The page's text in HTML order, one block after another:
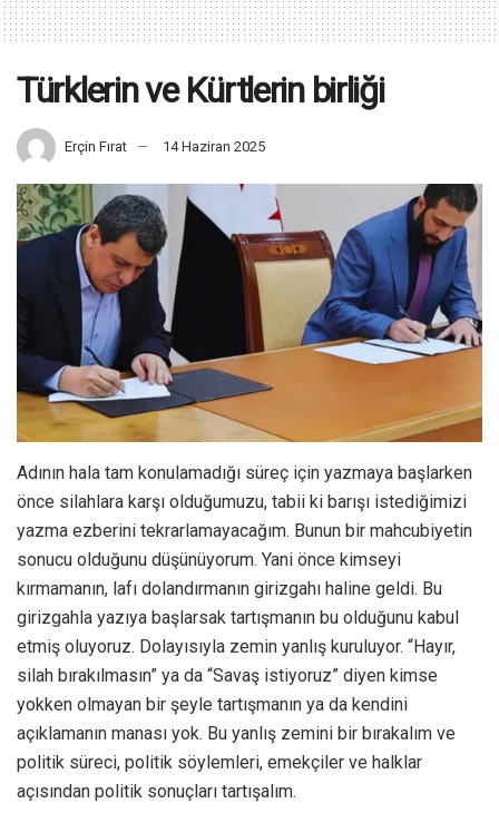
Türklerin ve Kürtlerin birliği
Erçin Fırat 14 Haziran 2025
Adının hala tam konulamadığı süreç için yazmaya başlarken
önce silahlara karşı olduğumuzu, tabii ki barışı istediğimizi
yazma ezberini tekrarlamayacağım. Bunun bir mahcubiyetin
sonucu olduğunu düşünüyorum. Yani önce kimseyi
kırmamanın, lafı dolandırmanın girizgahı haline geldi. Bu
girizgahla yazıya başlarsak tartışmanın bu olduğunu kabul
etmiş oluyoruz. Dolayısıyla zemin yanlış kuruluyor. “Hayır,
silah bırakılmasın” ya da “Savaş istiyoruz” diyen kimse
yokken olmayan bir şeyle tartışmanın ya da kendini
açıklamanın manası yok. Bu yanlış zemini bir bırakalım ve
politik süreci, politik söylemleri, emekçiler ve halklar
açısından politik sonuçları tartışalım.